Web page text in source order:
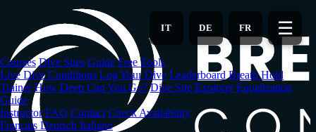
main
content
FR
DE
IT ☰
Courses Dive Sites Guide Free Tools
Live Dive Conditions Log Your Dive Leaderboard Breath Hold
Trainer How Deep Can You Go? Dive Site Explorer Equalization
Guide
Instructor FAQ Contact Check Availability
Français Deutsch Italiano